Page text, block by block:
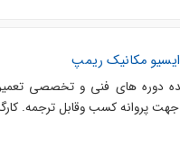
مکانیک ریمپ
دوره های فنی و تخصصی
جهت پروانه کسب وقابل ترجمه.